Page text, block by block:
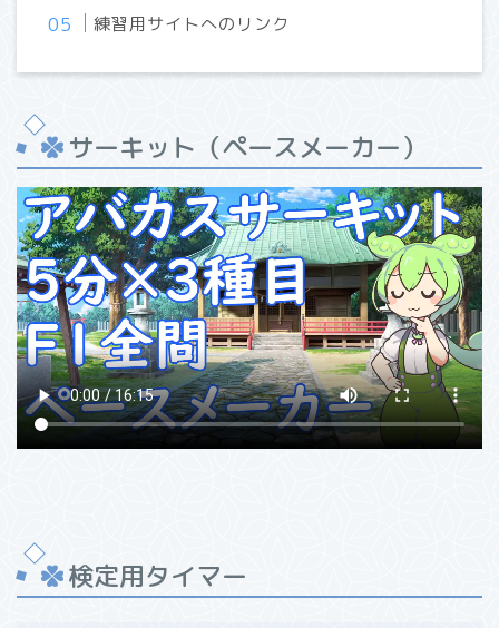
練習用サイトへのリンク
サーキット（ペースメーカー）
検定用タイマー